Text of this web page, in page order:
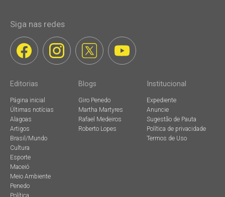
Siga nas redes
Editorias
Página inicial
Últimas notícias
Alagoas
Artigos
Brasil/Mundo
Cultura
Esporte
Maceió
Meio Ambiente
Penedo
Blogs
Giro Penedo
Martha Martyres
Rafael Medeiros
Roberto Lopes
Institucional
Expediente
Anuncie
Sugestão de Pauta
Política de privacidade
Termos de Uso